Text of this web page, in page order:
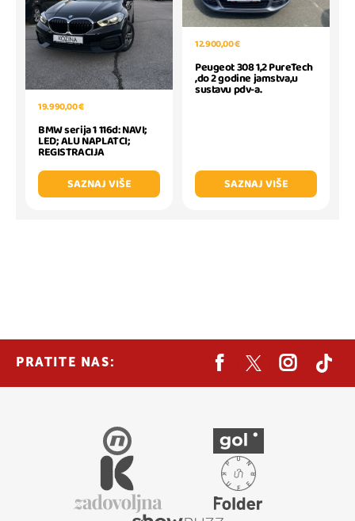
19.990,00 €
BMW serija 1 116d: NAVI;
LED; ALU NAPLATCI;
REGISTRACIJA
SAZNAJ VIŠE
12.900,00 €
Peugeot 308 1,2 PureTech
,do 2 godine jamstva,u
sustavu pdv-a.
SAZNAJ VIŠE
PRATITE NAS: